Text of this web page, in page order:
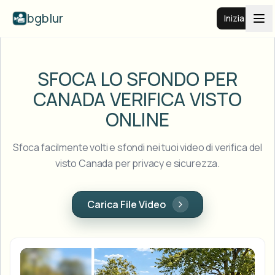
bgblur Inizia
Prezzi
Esempi
Sfoglia l'intera libreria di esempi
Sfoca targa
View all features
Scuole e istruzione
Risorse
SFOCA LO SFONDO PER
CANADAVERIFICA VISTO
ONLINE
Sfoca facilmente volti e sfondi nei tuoi video di verifica del
visto Canada per privacy e sicurezza.
Carica File Video